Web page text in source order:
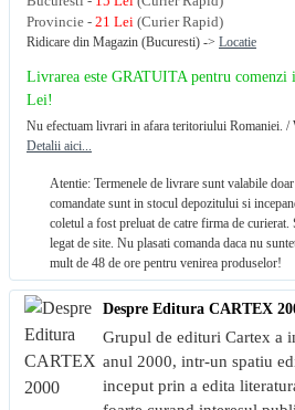
Provincie - 21 Lei (Curier Rapid)
Ridicare din Magazin (Bucuresti) -> Locatie
Livrarea este GRATUITA pentru comenzi
Lei!
Nu efectuam livrari in afara teritoriului Romaniei. /
Detalii aici...
Atentie: Termenele de livrare sunt valabile
comandate sunt in stocul depozitului si
coletul a fost preluat de catre firma de
legat de site. Nu plasati comanda daca nu
mult de 48 de ore pentru venirea produselor!
Despre Editura CARTEX
Grupul de edituri Cartex a
anul 2000, intr-un spatiu
inceput prin a edita